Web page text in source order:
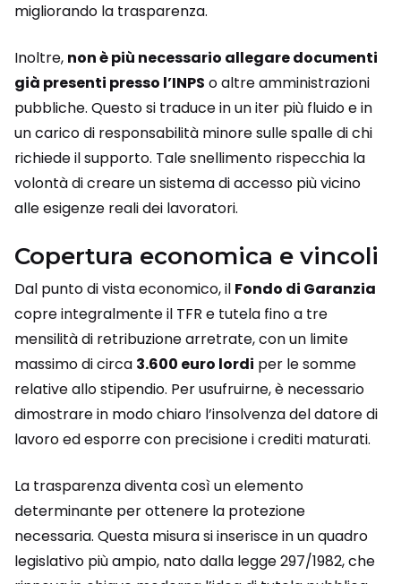
migliorando la trasparenza.
Inoltre, non è più necessario allegare documenti
già presenti presso l’INPS o altre amministrazioni
pubbliche. Questo si traduce in un iter più fluido e in
un carico di responsabilità minore sulle spalle di chi
richiede il supporto. Tale snellimento rispecchia la
volontà di creare un sistema di accesso più vicino
alle esigenze reali dei lavoratori.
Copertura economica e vincoli
Dal punto di vista economico, il Fondo di Garanzia
copre integralmente il TFR e tutela fino a tre
mensilità di retribuzione arretrate, con un limite
massimo di circa 3.600 euro lordi per le somme
relative allo stipendio. Per usufruirne, è necessario
dimostrare in modo chiaro l’insolvenza del datore di
lavoro ed esporre con precisione i crediti maturati.
La trasparenza diventa così un elemento
determinante per ottenere la protezione
necessaria. Questa misura si inserisce in un quadro
legislativo più ampio, nato dalla legge 297/1982, che